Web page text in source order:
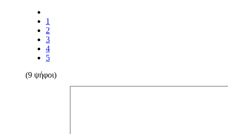
1
2
3
4
5
(9 ψήφοι)